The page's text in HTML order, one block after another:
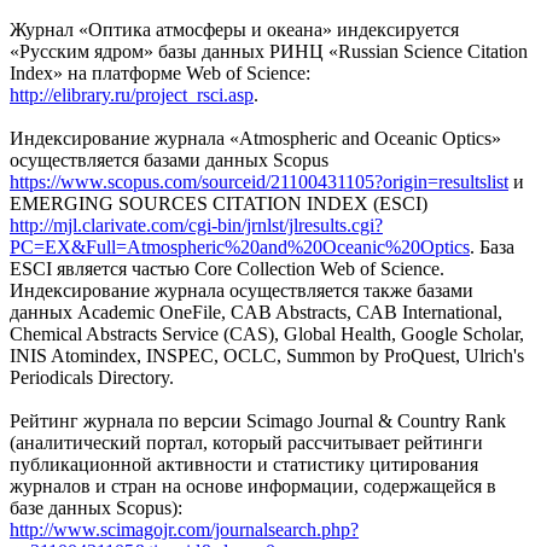
Журнал «Оптика атмосферы и океана» индексируется
«Русским ядром» базы данных РИНЦ «Russian Science Citation
Index» на платформе Web of Science:
http://elibrary.ru/project_rsci.asp.
Индексирование журнала «Atmospheric and Oceanic Optics»
осуществляется базами данных Scopus
https://www.scopus.com/sourceid/21100431105?origin=resultslist и
EMERGING SOURCES CITATION INDEX (ESCI)
http://mjl.clarivate.com/cgi-bin/jrnlst/jlresults.cgi?
PC=EX&Full=Atmospheric%20and%20Oceanic%20Optics. База
ESCI является частью Core Collection Web of Science.
Индексирование журнала осуществляется также базами
данных Academic OneFile, CAB Abstracts, CAB International,
Chemical Abstracts Service (CAS), Global Health, Google Scholar,
INIS Atomindex, INSPEC, OCLC, Summon by ProQuest, Ulrich's
Periodicals Directory.
Рейтинг журнала по версии Scimago Journal & Country Rank
(аналитический портал, который рассчитывает рейтинги
публикационной активности и статистику цитирования
журналов и стран на основе информации, содержащейся в
базе данных Scopus):
http://www.scimagojr.com/journalsearch.php?